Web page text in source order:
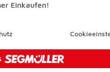
Einkaufen!
Überspringen